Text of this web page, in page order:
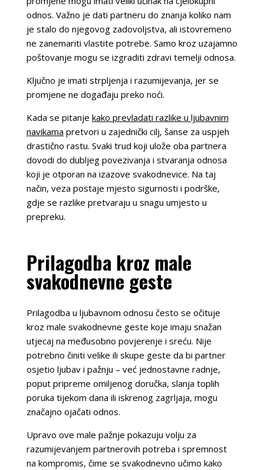
odnos. Važno je dati partneru do znanja koliko nam
je stalo do njegovog zadovoljstva, ali istovremeno
ne zanemariti vlastite potrebe. Samo kroz uzajamno
poštovanje mogu se izgraditi zdravi temelji odnosa.
Ključno je imati strpljenja i razumijevanja, jer se
promjene ne događaju preko noći.
Kada se pitanje kako prevladati razlike u ljubavnim
navikama pretvori u zajednički cilj, šanse za uspjeh
drastično rastu. Svaki trud koji ulože oba partnera
dovodi do dubljeg povezivanja i stvaranja odnosa
koji je otporan na izazove svakodnevice. Na taj
način, veza postaje mjesto sigurnosti i podrške,
gdje se razlike pretvaraju u snagu umjesto u
prepreku.
Prilagodba kroz male
svakodnevne geste
Prilagodba u ljubavnom odnosu često se očituje
kroz male svakodnevne geste koje imaju snažan
utjecaj na međusobno povjerenje i sreću. Nije
potrebno činiti velike ili skupe geste da bi partner
osjetio ljubav i pažnju – već jednostavne radnje,
poput pripreme omiljenog doručka, slanja toplih
poruka tijekom dana ili iskrenog zagrljaja, mogu
značajno ojačati odnos.
Upravo ove male pažnje pokazuju volju za
razumijevanjem partnerovih potreba i spremnost
na kompromis, čime se svakodnevno učimo kako